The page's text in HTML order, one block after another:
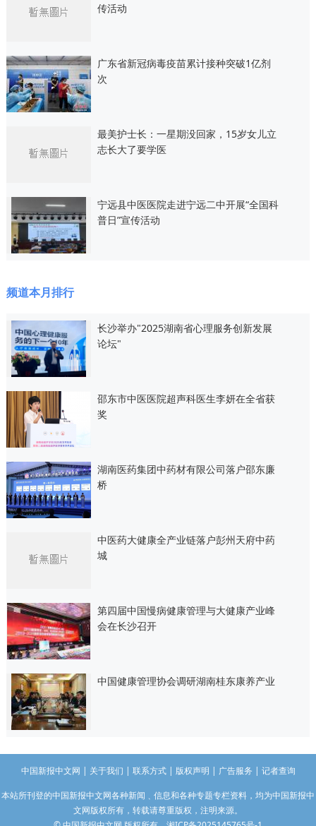
传活动
广东省新冠病毒疫苗累计接种突破1亿剂
次
最美护士长：一星期没回家，15岁女儿立
志长大了要学医
宁远县中医医院走进宁远二中开展“全国科
普日”宣传活动
频道本月排行
长沙举办"2025湖南省心理服务创新发展
论坛"
邵东市中医医院超声科医生李妍在全省获
奖
湖南医药集团中药材有限公司落户邵东廉
桥
中医药大健康全产业链落户彭州天府中药
城
第四届中国慢病健康管理与大健康产业峰
会在长沙召开
中国健康管理协会调研湖南桂东康养产业
中国新报中文网 | 关于我们 | 联系方式| 版权声明 | 广告服务 | 记者查询
本站所刊登的中国新报中文网各种新闻﹑信息和各种专题专栏资料，均为中国新报中
文网版权所有，转载请尊重版权，注明来源。